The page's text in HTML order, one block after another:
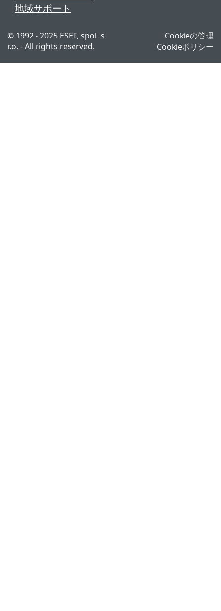
地域サポート
© 1992 - 2025 ESET, spol. s
r.o. - All rights reserved.
Cookieの管理
Cookieポリシー